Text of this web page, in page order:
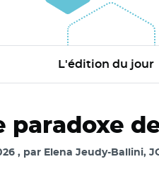
L'édition du jour
paradoxe
par Elena Jeudy-Ballini,